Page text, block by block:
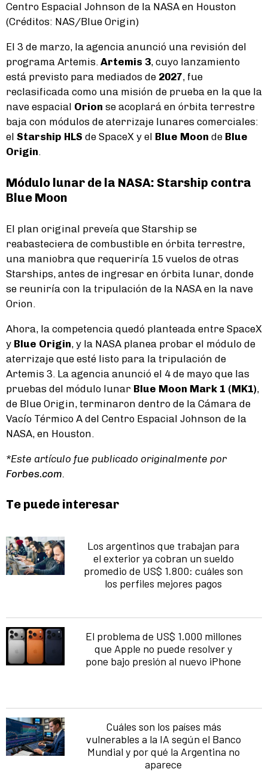
Centro Espacial Johnson de la NASA en Houston
(Créditos: NAS/Blue Origin)
El 3 de marzo, la agencia anunció una revisión del
programa Artemis. Artemis 3, cuyo lanzamiento
está previsto para mediados de 2027, fue
reclasificada como una misión de prueba en la que la
nave espacial Orion se acoplará en órbita terrestre
baja con módulos de aterrizaje lunares comerciales:
el Starship HLS de SpaceX y el Blue Moon de Blue
Origin.
Módulo lunar de la NASA: Starship contra
Blue Moon
El plan original preveía que Starship se
reabasteciera de combustible en órbita terrestre,
una maniobra que requeriría 15 vuelos de otras
Starships, antes de ingresar en órbita lunar, donde
se reuniría con la tripulación de la NASA en la nave
Orion.
Ahora, la competencia quedó planteada entre SpaceX
y Blue Origin, y la NASA planea probar el módulo de
aterrizaje que esté listo para la tripulación de
Artemis 3. La agencia anunció el 4 de mayo que las
pruebas del módulo lunar Blue Moon Mark 1 (MK1),
de Blue Origin, terminaron dentro de la Cámara de
Vacío Térmico A del Centro Espacial Johnson de la
NASA, en Houston.
*Este artículo fue publicado originalmente por
Forbes.com.
Te puede interesar
Los argentinos que trabajan para
el exterior ya cobran un sueldo
promedio de US$ 1.800: cuáles son
los perfiles mejores pagos
El problema de US$ 1.000 millones
que Apple no puede resolver y
pone bajo presión al nuevo iPhone
Cuáles son los países más
vulnerables a la IA según el Banco
Mundial y por qué la Argentina no
aparece